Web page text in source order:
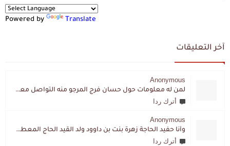
Powered by Translate
آخر التعليقات
Anonymous
لمن له معلومات حول حسان فرج المرجو منه التواصل معي لقد اختفى تماما و كانت لي به علاقة تواصل خاصة
أترك ردا
Anonymous
وأنا حفيد الحاجة زهرة بنت بن داوود ولد القيد الحاج المعطي المزمزي . ولا نمتلك من إرثه شيئا .
أترك ردا